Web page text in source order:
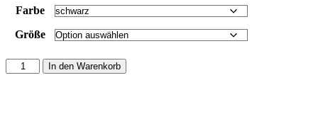
Farbe
Größe
In den Warenkorb